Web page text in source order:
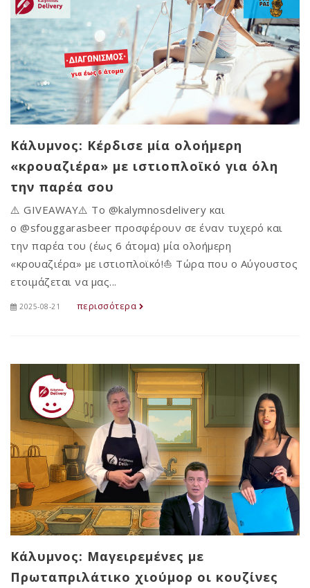
Κάλυμνος: Κέρδισε μία ολοήμερη
«κρουαζιέρα» με ιστιοπλοϊκό για όλη
την παρέα σου
⚠️ GIVEAWAY⚠️ Το @kalymnosdelivery και
ο @sfouggarasbeer προσφέρουν σε έναν τυχερό και
την παρέα του (έως 6 άτομα) μία ολοήμερη
«κρουαζιέρα» με ιστιοπλοϊκό!⛵ Τώρα που ο Αύγουστος
ετοιμάζεται να μας...
2025-08-21 περισσότερα
Κάλυμνος: Μαγειρεμένες με
Πρωταπριλάτικο χιούμορ οι κουζίνες